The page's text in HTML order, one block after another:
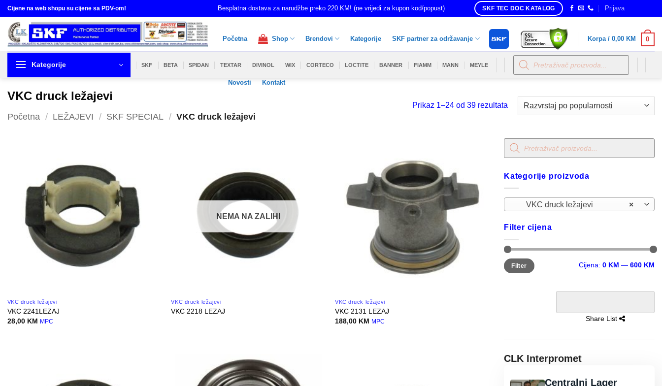
Skip
to
content
Cijene na web shopu su cijene sa PDV-om! Besplatna dostava za narudžbe preko 220 KM! (ne vrijedi za kupon kod/popust) SKF TEC DOC KATALOG Prijava
Početna Shop Brendovi Kategorije SKF partner za održavanje
Novosti Kontakt
Korpa / 0,00 KM 0
Kategorije SKF BETA SPIDAN TEXTAR DIVINOL WIX CORTECO LOCTITE BANNER FIAMM MANN MEYLE
Products
search
VKC druck ležajevi
Početna / LEŽAJEVI / SKF SPECIAL / VKC druck ležajevi
Prikaz 1–24 od 39 rezultataSorted
VKC druck ležajevi
VKC 2241LEZAJ
28,00 KM MPC
NEMA NA ZALIHI
VKC druck ležajevi
VKC 2218 LEZAJ
VKC druck ležajevi
VKC 2131 LEZAJ
188,00 KM MPC
Products
search
Kategorije proizvoda
×
VKC druck ležajevi
Filter cijena
Minimalna
cijena
Maksimalna
cijena
Filter Cijena: 0 KM — 600 KM
Share List
CLK Interpromet
Centralni Lager